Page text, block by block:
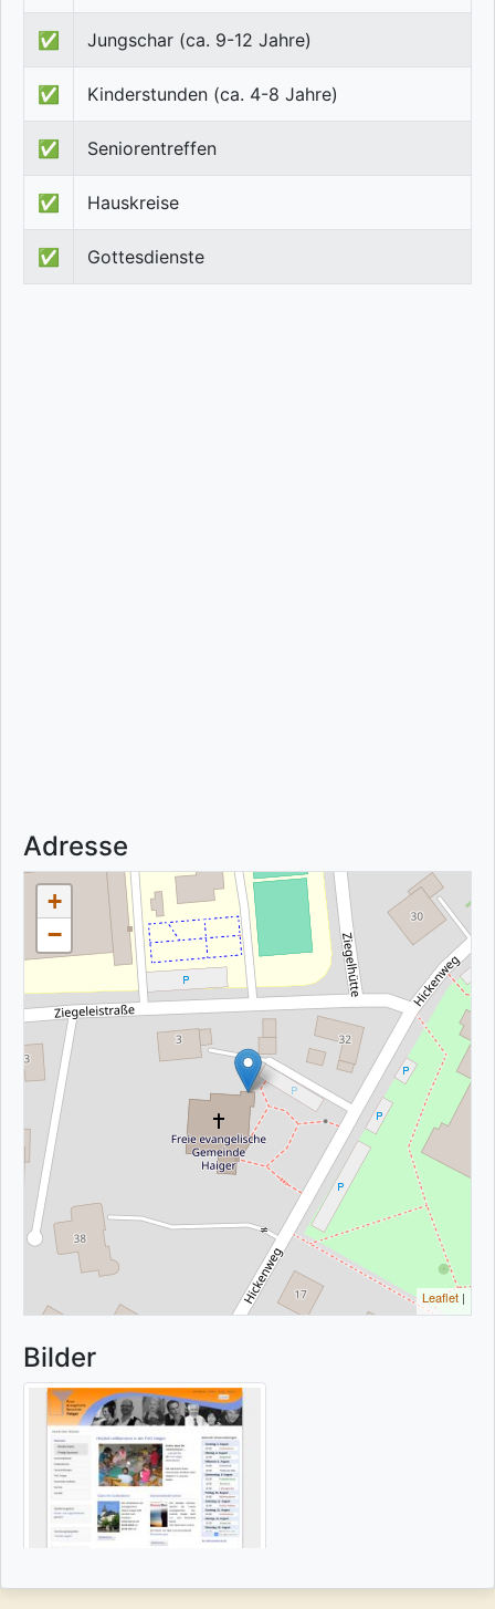
✅ Jungschar (ca. 9-12 Jahre)
✅ Kinderstunden (ca. 4-8 Jahre)
✅ Seniorentreffen
✅ Hauskreise
✅ Gottesdienste
Adresse
+
−
Leaflet |
Bilder